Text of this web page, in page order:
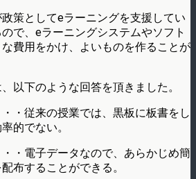
策としてeラーニングを支援してい
で、eラーニングシステムやソフト
費用をかけ、よいものを作ることが
以下のような回答を頂きました。
・従来の授業では、黒板に板書をし
的でない。
・・電子データなので、あらかじめ簡
布することができる。